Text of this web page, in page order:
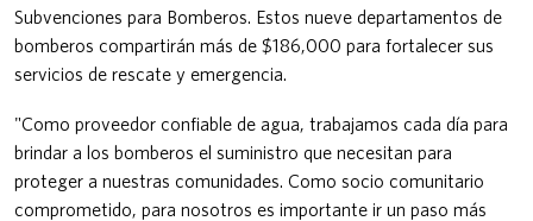
Subvenciones para Bomberos. Estos nueve departamentos de
bomberos compartirán más de $186,000 para fortalecer sus
servicios de rescate y emergencia.
"Como proveedor confiable de agua, trabajamos cada día para
brindar a los bomberos el suministro que necesitan para
proteger a nuestras comunidades. Como socio comunitario
comprometido, para nosotros es importante ir un paso más